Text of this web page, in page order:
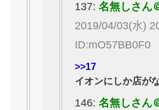
137:名無しさん
2019/04/03(水)
ID:mO57BB0F0
>>17
イオンにしか店が
146:名無しさん